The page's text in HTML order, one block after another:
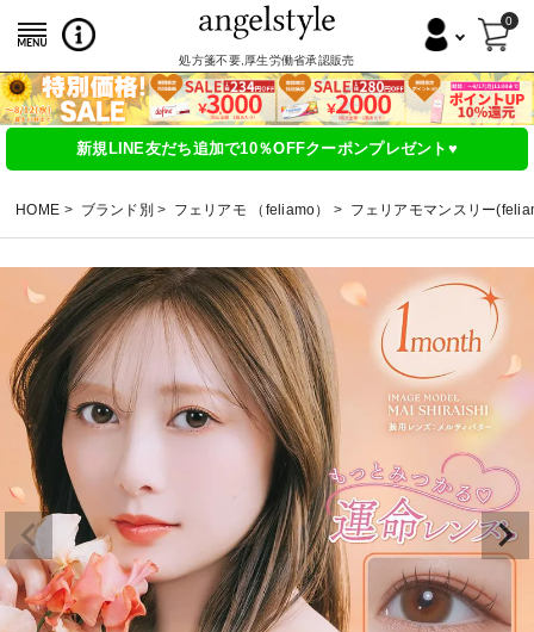
処方箋不要,厚生労働省承認販売
0
新規LINE友だち追加で10％OFFクーポンプレゼント♥
HOME ブランド別 フェリアモ （feliamo） フェリアモマンスリー